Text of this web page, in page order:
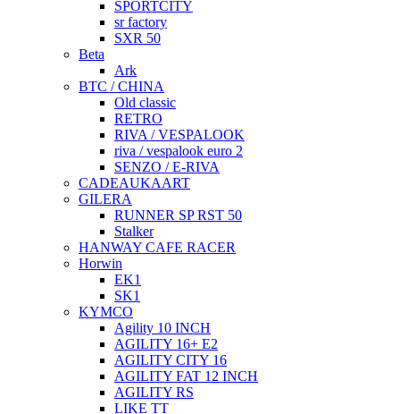
SPORTCITY
sr factory
SXR 50
Beta
Ark
BTC / CHINA
Old classic
RETRO
RIVA / VESPALOOK
riva / vespalook euro 2
SENZO / E-RIVA
CADEAUKAART
GILERA
RUNNER SP RST 50
Stalker
HANWAY CAFE RACER
Horwin
EK1
SK1
KYMCO
Agility 10 INCH
AGILITY 16+ E2
AGILITY CITY 16
AGILITY FAT 12 INCH
AGILITY RS
LIKE TT